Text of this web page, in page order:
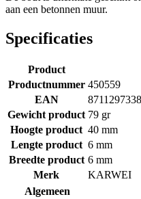
aan een betonnen muur.
Specificaties
Product
Productnummer 450559
EAN
Gewicht product 79 gr
Hoogte product 40 mm
Lengte product 6 mm
Breedte product 6 mm
Merk
KARWEI
Algemeen